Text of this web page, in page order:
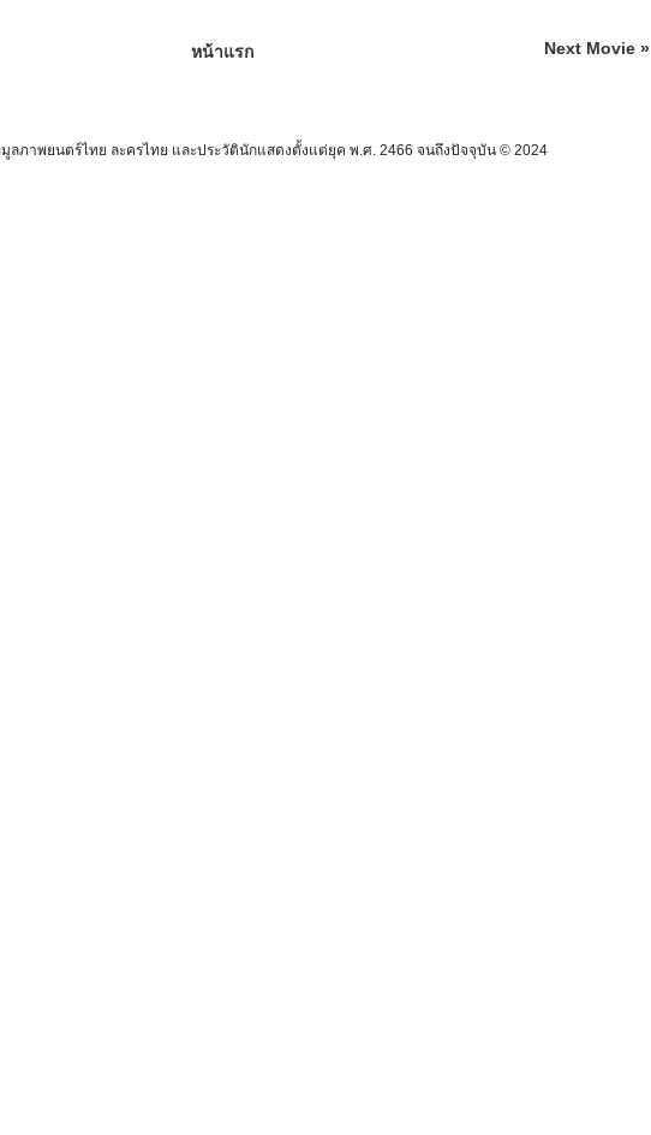
Next Movie »
หน้าแรก
ลภาพยนตร์ไทย ละครไทย และประวัตินักแสดงตั้งแต่ยุค พ.ศ. 2466 จนถึงปัจจุบัน © 2024